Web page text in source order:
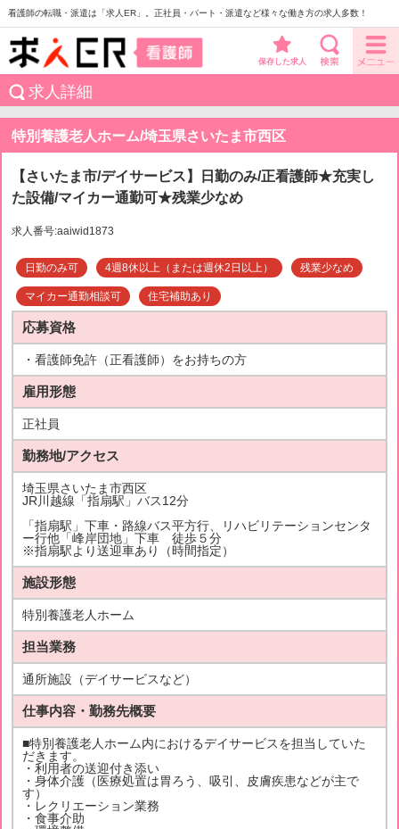
看護師の転職・派遣は「求人ER」。正社員・パート・派遣など様々な働き方の求人多数！
保存した求人
求人詳細
特別養護老人ホーム/埼玉県さいたま市西区
【さいたま市/デイサービス】日勤のみ/正看護師★充実し
た設備/マイカー通勤可★残業少なめ
求人番号:aaiwid1873
日勤のみ可 4週8休以上（または週休2日以上） 残業少なめ
マイカー通勤相談可 住宅補助あり
応募資格
・看護師免許（正看護師）をお持ちの方
雇用形態
正社員
勤務地/アクセス
埼玉県さいたま市西区
JR川越線「指扇駅」バス12分
「指扇駅」下車・路線バス平方行、リハビリテーションセンタ
ー行他「峰岸団地」下車 徒歩５分
※指扇駅より送迎車あり（時間指定）
施設形態
特別養護老人ホーム
担当業務
通所施設（デイサービスなど）
仕事内容・勤務先概要
■特別養護老人ホーム内におけるデイサービスを担当していた
だきます。
・利用者の送迎付き添い
・身体介護（医療処置は胃ろう、吸引、皮膚疾患などが主で
す）
・レクリエーション業務
・食事介助